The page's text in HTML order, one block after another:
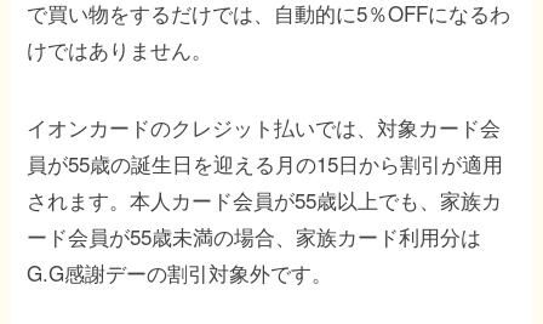
で買い物をするだけでは、自動的に5％OFFになるわ
けではありません。
イオンカードのクレジット払いでは、対象カード会
員が55歳の誕生日を迎える月の15日から割引が適用
されます。本人カード会員が55歳以上でも、家族カ
ード会員が55歳未満の場合、家族カード利用分は
G.G感謝デーの割引対象外です。